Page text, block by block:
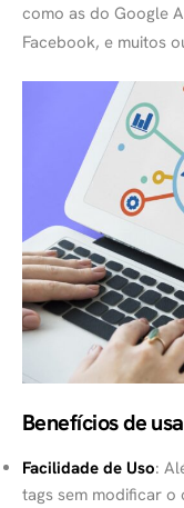
como as do Google
Facebook, e muitos
Benefícios de
Facilidade de Uso:
tags sem modificar o